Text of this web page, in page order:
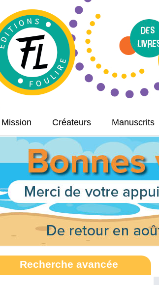
Mission Créateurs Manuscrits
Recherche avancée